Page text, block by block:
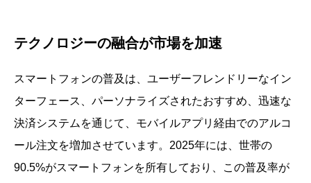
テクノロジーの融合が市場を加速
スマートフォンの普及は、ユーザーフレンドリーなイン
ターフェース、パーソナライズされたおすすめ、迅速な
決済システムを通じて、モバイルアプリ経由でのアルコ
ール注文を増加させています。2025年には、世帯の
90.5%がスマートフォンを所有しており、この普及率が